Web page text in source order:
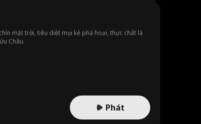
mặt trời, tiêu diệt mọi kẻ phá hoại, thực chất là
Châu.
Phát